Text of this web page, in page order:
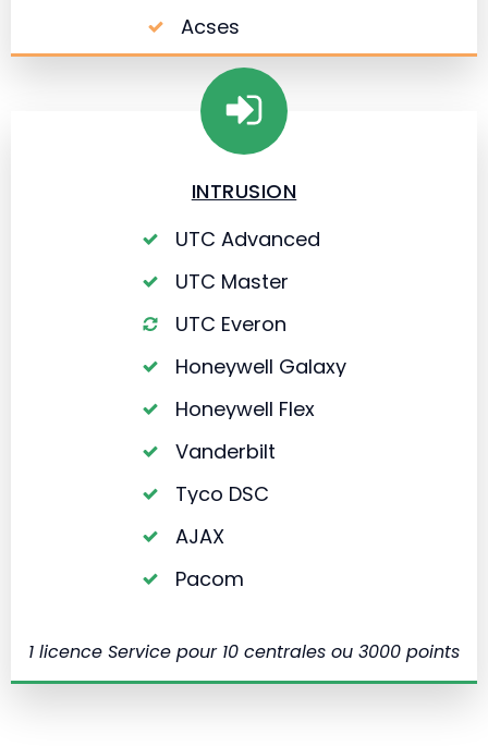
Acses
INTRUSION
UTC Advanced
UTC Master
UTC Everon
Honeywell Galaxy
Honeywell Flex
Vanderbilt
Tyco DSC
AJAX
Pacom
1 licence Service pour 10 centrales ou 3000 points